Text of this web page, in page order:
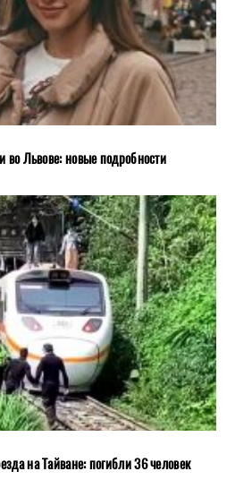
во Львове: новые подробности
на Тайване: погибли 36 человек